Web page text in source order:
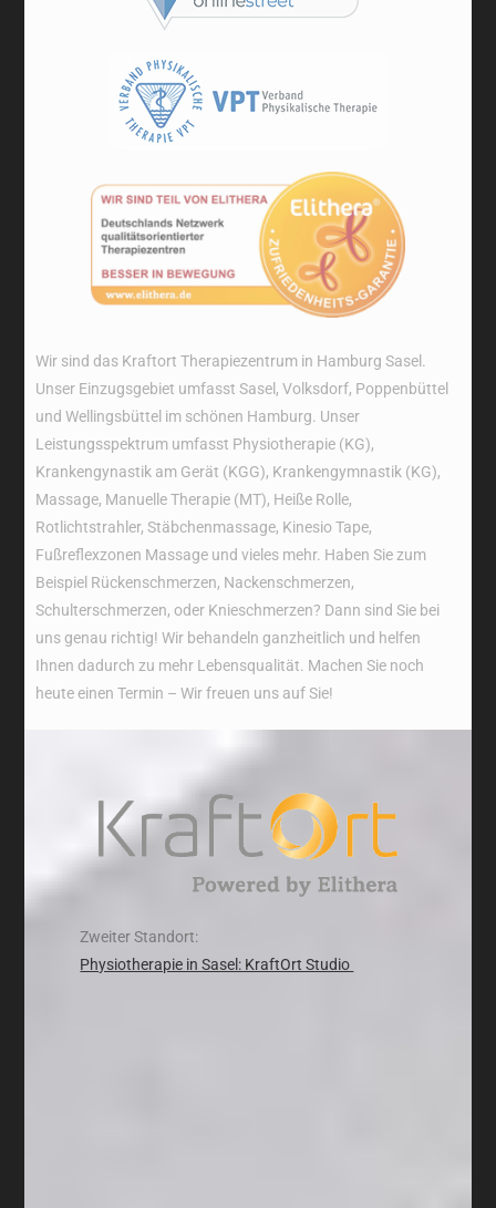
Wir sind das Kraftort Therapiezentrum in Hamburg Sasel.
Unser Einzugsgebiet umfasst Sasel, Volksdorf, Poppenbüttel
und Wellingsbüttel im schönen Hamburg. Unser
Leistungsspektrum umfasst Physiotherapie (KG),
Krankengynastik am Gerät (KGG), Krankengymnastik (KG),
Massage, Manuelle Therapie (MT), Heiße Rolle,
Rotlichtstrahler, Stäbchenmassage, Kinesio Tape,
Fußreflexzonen Massage und vieles mehr. Haben Sie zum
Beispiel Rückenschmerzen, Nackenschmerzen,
Schulterschmerzen, oder Knieschmerzen? Dann sind Sie bei
uns genau richtig! Wir behandeln ganzheitlich und helfen
Ihnen dadurch zu mehr Lebensqualität. Machen Sie noch
heute einen Termin – Wir freuen uns auf Sie!
Zweiter Standort:
Physiotherapie in Sasel: KraftOrt Studio